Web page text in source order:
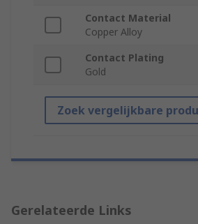
Contact Material
Copper Alloy
Contact Plating
Gold
Zoek vergelijkbare
Gerelateerde Links